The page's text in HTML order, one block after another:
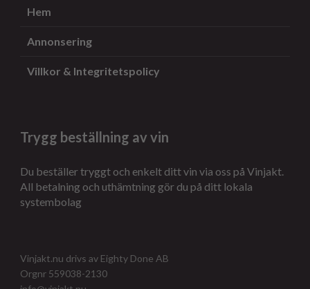
Hem
Annonsering
Villkor & Integritetspolicy
Trygg beställning av vin
Du beställer tryggt och enkelt ditt vin via oss på Vinjakt.
All betalning och uthämtning gör du på ditt lokala
systembolag
Vinjakt.nu drivs av Eighty Done AB
Orgnr 559038-2130